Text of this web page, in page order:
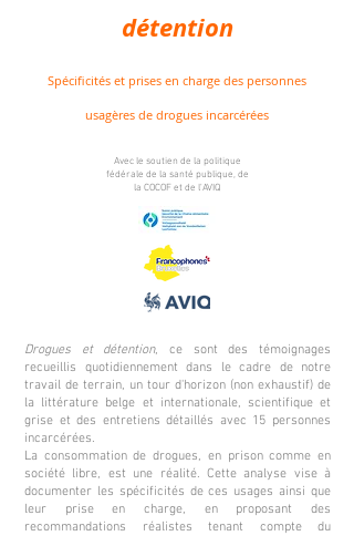
détention
Spécificités et prises en charge des personnes
usagères de drogues incarcérées
Avec le soutien de la politique
fédérale de la santé publique, de
la COCOF et de l'AVIQ
Drogues et détention, ce sont des témoignages
recueillis quotidiennement dans le cadre de notre
travail de terrain, un tour d'horizon (non exhaustif) de
la littérature belge et internationale, scientifique et
grise et des entretiens détaillés avec 15 personnes
incarcérées.
La consommation de drogues, en prison comme en
société libre, est une réalité. Cette analyse vise à
documenter les spécificités de ces usages ainsi que
leur prise en charge, en proposant des
recommandations réalistes tenant compte du